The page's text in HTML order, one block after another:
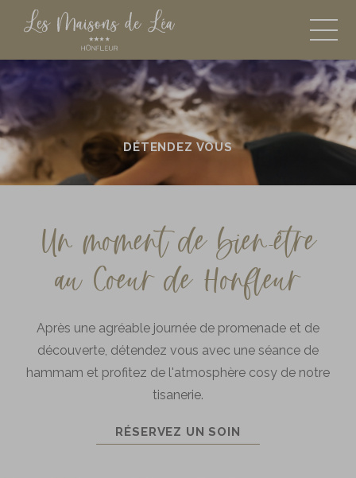
Spa
DÉTENDEZ VOUS
Un moment de bien-être
au Coeur de Honfleur
Après une agréable journée de promenade et de
découverte, détendez vous avec une séance de
hammam et profitez de l'atmosphère cosy de notre
tisanerie.
RÉSERVEZ UN SOIN